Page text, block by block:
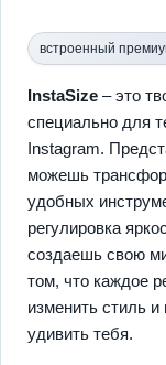
встроенный
InstaSize – это
специально для
Instagram.
можешь
удобных
регулировка
создаешь свою
том, что каждое
изменить стиль
удивить тебя.